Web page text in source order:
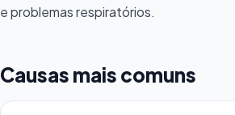
e problemas respiratórios.
Causas mais comuns